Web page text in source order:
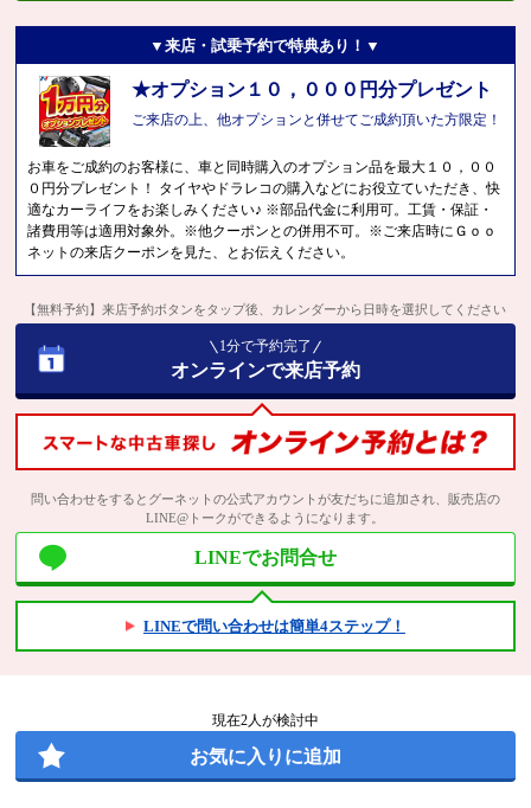
▼来店・試乗予約で特典あり！▼
★オプション１０，０００円分プレゼント
ご来店の上、他オプションと併せてご成約頂いた方限定！
お車をご成約のお客様に、車と同時購入のオプション品を最大１０，００
０円分プレゼント！ タイヤやドラレコの購入などにお役立ていただき、快
適なカーライフをお楽しみください♪ ※部品代金に利用可。工賃・保証・
諸費用等は適用対象外。※他クーポンとの併用不可。※ご来店時にＧｏｏ
ネットの来店クーポンを見た、とお伝えください。
【無料予約】来店予約ボタンをタップ後、カレンダーから日時を選択してください
1分で予約完了
オンラインで来店予約
問い合わせをするとグーネットの公式アカウントが友だちに追加され、販売店の
LINE@トークができるようになります。
LINEでお問合せ
LINEで問い合わせは簡単4ステップ！
現在2人が検討中
お気に入りに追加